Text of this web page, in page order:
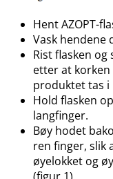
Hent AZOPT-
Vask hendene
Rist flasken og
etter at
produktet tas i
Hold flasken
langfinger.
Bøy hodet
ren finger, slik
øyelokket og